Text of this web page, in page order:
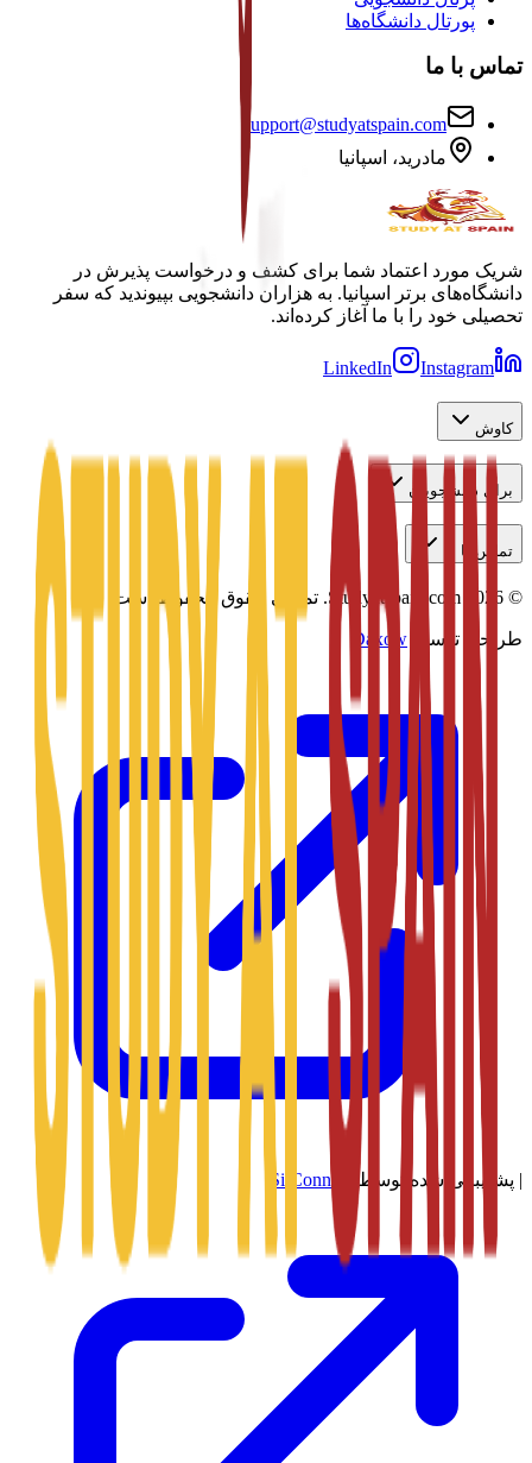
پورتال دانشگاه‌ها
تماس با ما
support@studyatspain.com
مادرید، اسپانیا
شریک مورد اعتماد شما برای کشف و درخواست پذیرش در
دانشگاه‌های برتر اسپانیا. به هزاران دانشجویی بپیوندید که سفر
تحصیلی خود را با ما آغاز کرده‌اند.
LinkedIn Instagram
کاوش
برای دانشجویان
تماس با ما
©
2026 تمامی حقوق محفوظ است.
طراحی توسط Daxow
| پشتیبانی شده توسط SitConnect